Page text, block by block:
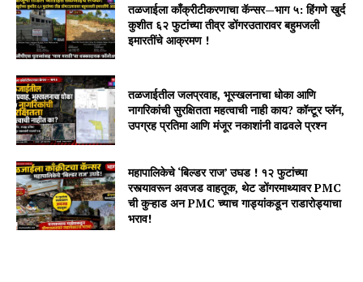
तळजाईला काँक्रीटीकरणाचा कॅन्सर—भाग ५: हिंगणे खुर्द
कुशीत ६२ फुटांच्या तीव्र डोंगरउतारावर बहुमजली
इमारतींचे आक्रमण !
तळजाईतील जलप्रवाह, भूस्खलनाचा धोका आणि
नागरिकांची सुरक्षितता महत्वाची नाही काय? कॉन्टूर प्लॅन,
उपग्रह प्रतिमा आणि मंजूर नकाशांनी वाढवले प्रश्न
महापालिकेचे ‘बिल्डर राज’ उघड ! १२ फुटांच्या
रस्त्यावरून अवजड वाहतूक, थेट डोंगरमाथ्यावर PMC
ची कुऱ्हाड अन PMC च्याच गाड्यांकडून राडारोड्याचा
भराव!